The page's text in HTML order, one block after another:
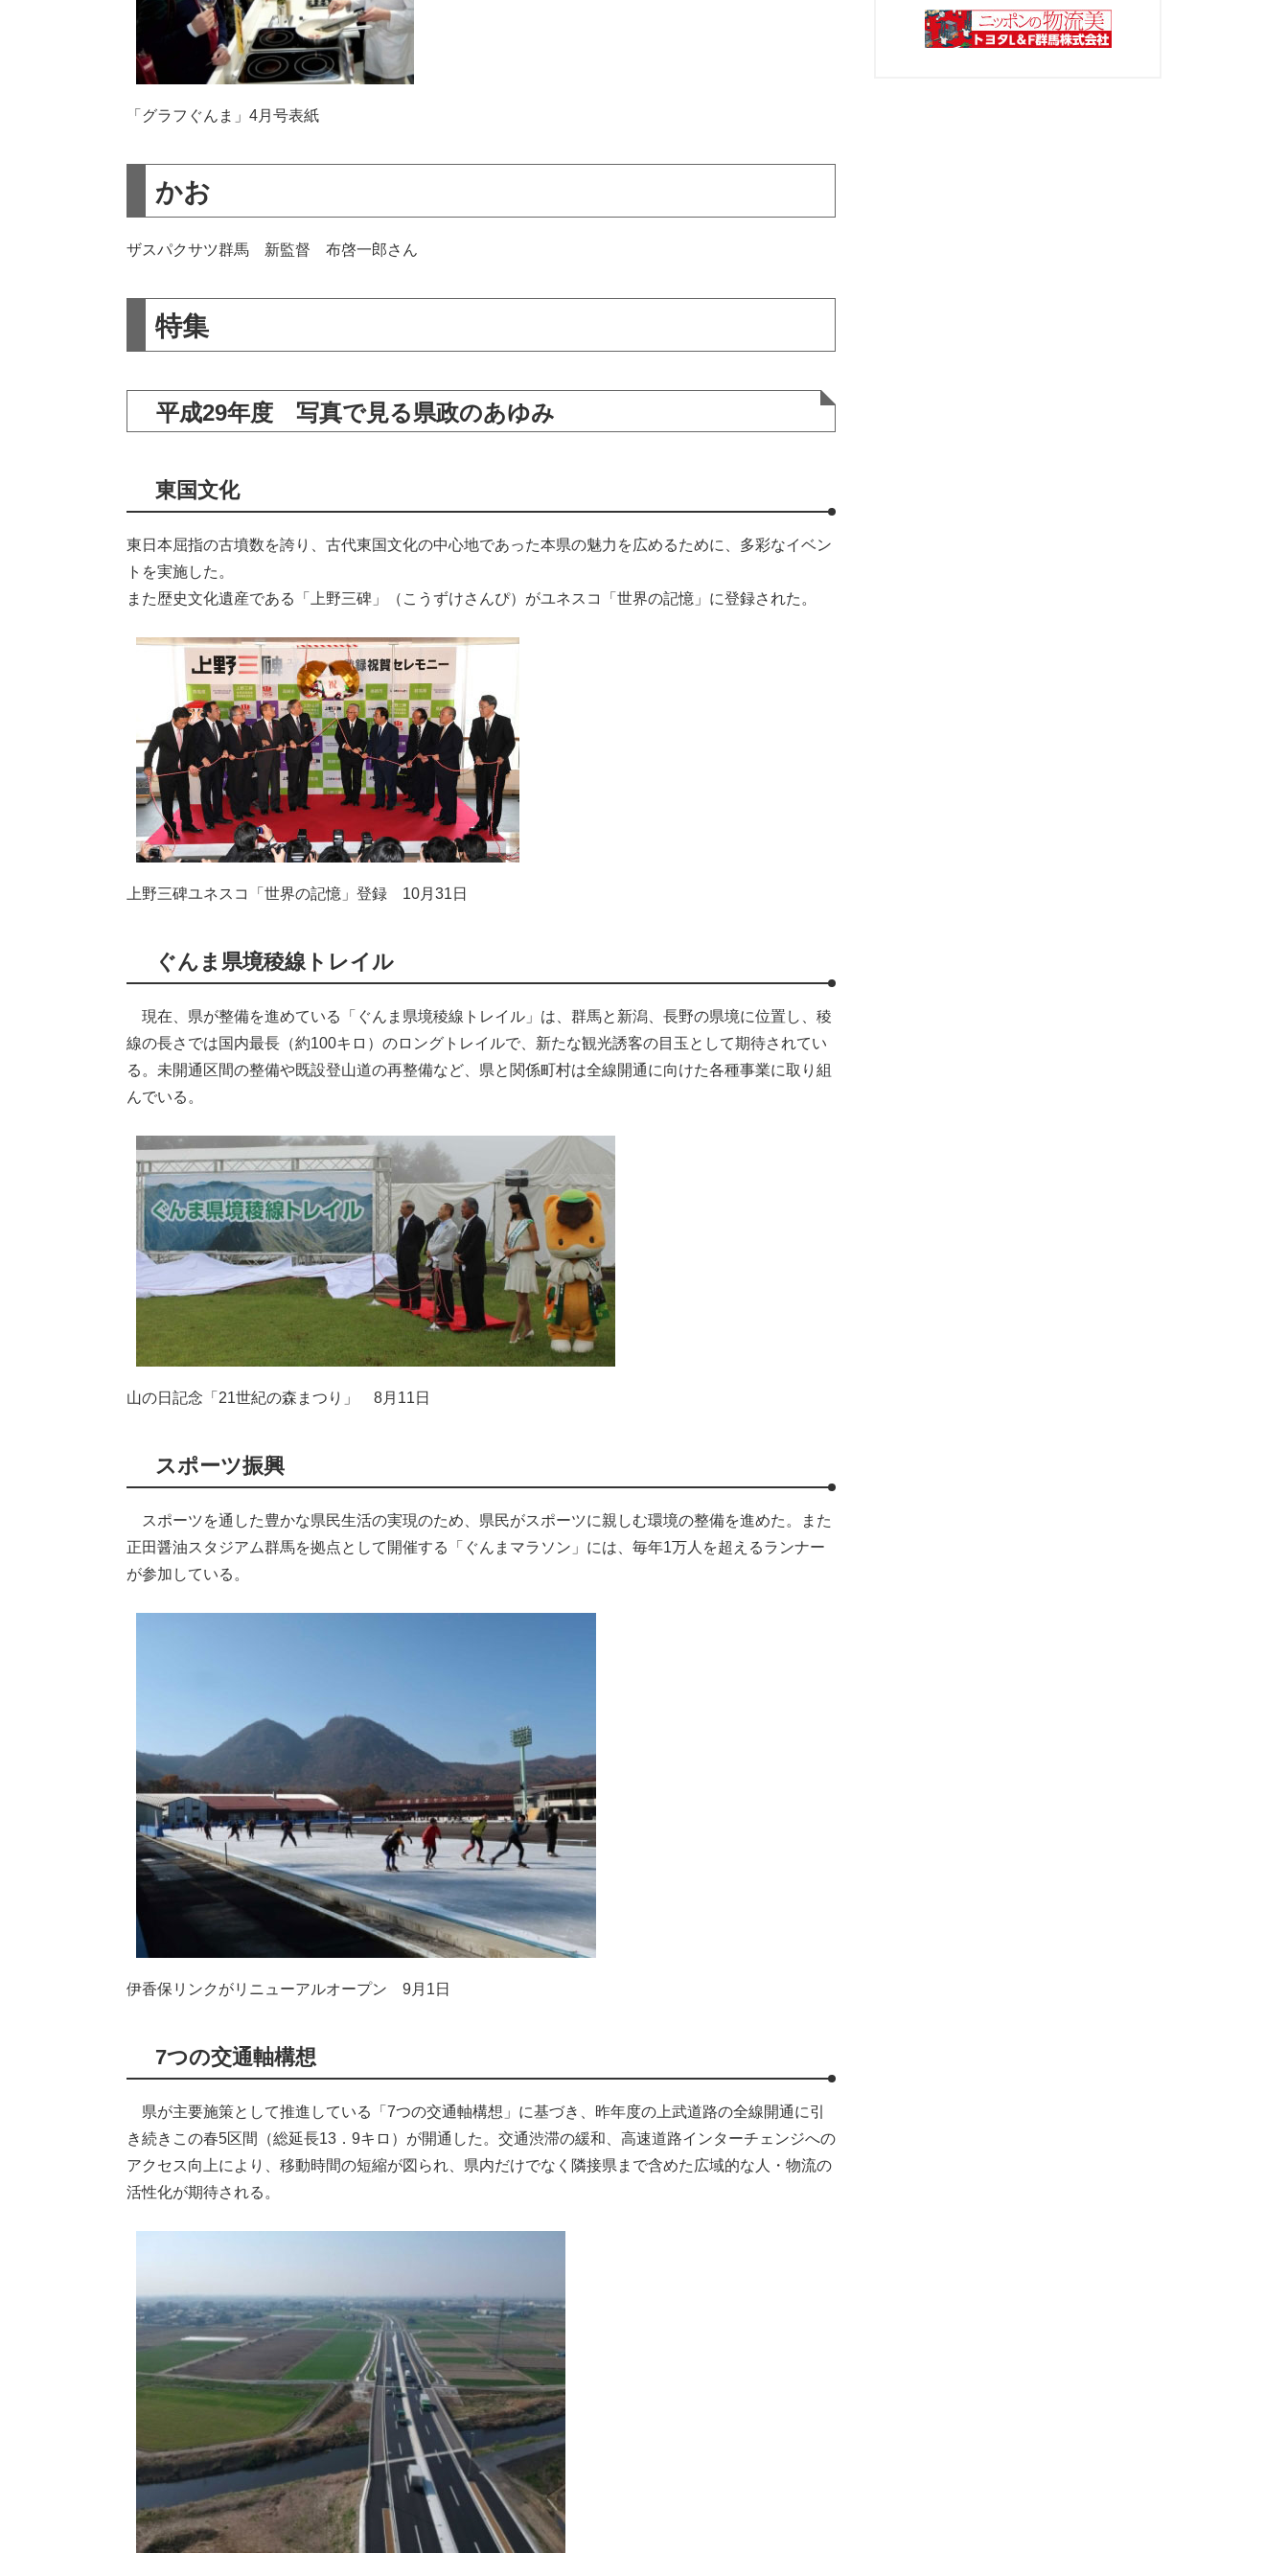
「グラフぐんま」4月号表紙
かお
ザスパクサツ群馬 新監督 布啓一郎さん
特集
平成29年度 写真で見る県政のあゆみ
東国文化
東日本屈指の古墳数を誇り、古代東国文化の中心地であった本県の魅力を広めるために、多彩なイベン
トを実施した。
また歴史文化遺産である「上野三碑」（こうずけさんぴ）がユネスコ「世界の記憶」に登録された。
上野三碑ユネスコ「世界の記憶」登録 10月31日
ぐんま県境稜線トレイル
現在、県が整備を進めている「ぐんま県境稜線トレイル」は、群馬と新潟、長野の県境に位置し、稜
線の長さでは国内最長（約100キロ）のロングトレイルで、新たな観光誘客の目玉として期待されてい
る。未開通区間の整備や既設登山道の再整備など、県と関係町村は全線開通に向けた各種事業に取り組
んでいる。
山の日記念「21世紀の森まつり」 8月11日
スポーツ振興
スポーツを通した豊かな県民生活の実現のため、県民がスポーツに親しむ環境の整備を進めた。また
正田醤油スタジアム群馬を拠点として開催する「ぐんまマラソン」には、毎年1万人を超えるランナー
が参加している。
伊香保リンクがリニューアルオープン 9月1日
7つの交通軸構想
県が主要施策として推進している「7つの交通軸構想」に基づき、昨年度の上武道路の全線開通に引
き続きこの春5区間（総延長13．9キロ）が開通した。交通渋滞の緩和、高速道路インターチェンジへの
アクセス向上により、移動時間の短縮が図られ、県内だけでなく隣接県まで含めた広域的な人・物流の
活性化が期待される。